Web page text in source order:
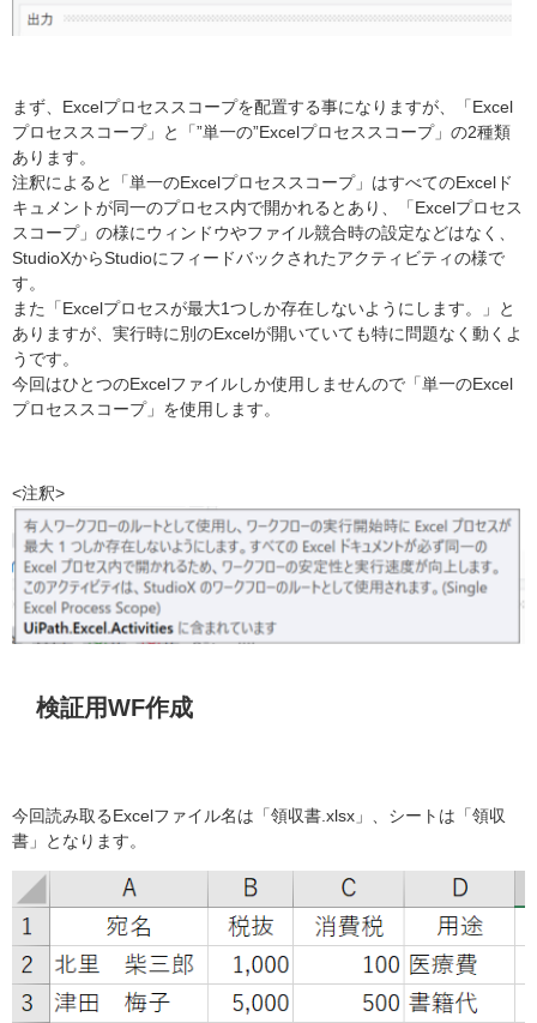
まず、Excelプロセススコープを配置する事になりますが、「Excel
プロセススコープ」と「”単一の”Excelプロセススコープ」の2種類
あります。
注釈によると「単一のExcelプロセススコープ」はすべてのExcelド
キュメントが同一のプロセス内で開かれるとあり、「Excelプロセス
スコープ」の様にウィンドウやファイル競合時の設定などはなく、
StudioXからStudioにフィードバックされたアクティビティの様で
す。
また「Excelプロセスが最大1つしか存在しないようにします。」と
ありますが、実行時に別のExcelが開いていても特に問題なく動くよ
うです。
今回はひとつのExcelファイルしか使用しませんので「単一のExcel
プロセススコープ」を使用します。
<注釈>
検証用WF作成
今回読み取るExcelファイル名は「領収書.xlsx」、シートは「領収
書」となります。